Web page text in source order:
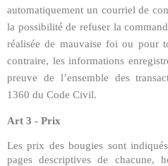
automatiquement un courriel de
la possibilité de refuser la
réalisée de mauvaise foi ou pour
contraire, les informations
preuve de l’ensemble des
1360 du Code Civil.
Art 3 - Prix
Les prix des bougies sont
pages descriptives de chacune,